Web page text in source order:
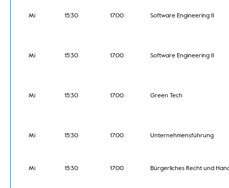
Mi 15:30 17:00 Software Engineering II
Mi 15:30 17:00 Software Engineering II
Mi 15:30 17:00 Green Tech
Mi 15:30 17:00 Unternehmensführung
Mi 15:30 17:00 Bürgerliches Recht und